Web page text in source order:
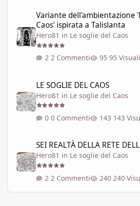
Variante dell'ambientazione
Caos' ispirata a Talislanta
Hero81 in Le soglie del Caos
2 Commenti 95
LE SOGLIE DEL CAOS
Hero81 in Le soglie del Caos
0 Commenti 143
SEI REALTÀ DELLA RETE
Hero81 in Le soglie del Caos
2 Commenti 240